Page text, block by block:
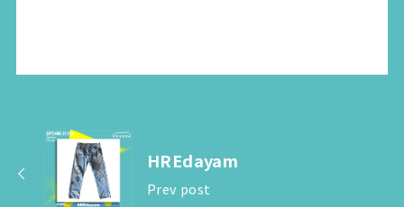
HREdayam
Prev post